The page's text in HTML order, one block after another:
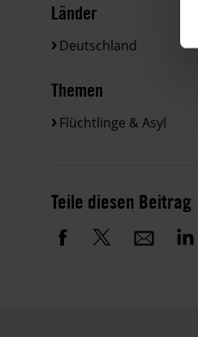
Länder
Deutschland
Themen
Flüchtlinge & Asyl
Teile diesen Beitrag